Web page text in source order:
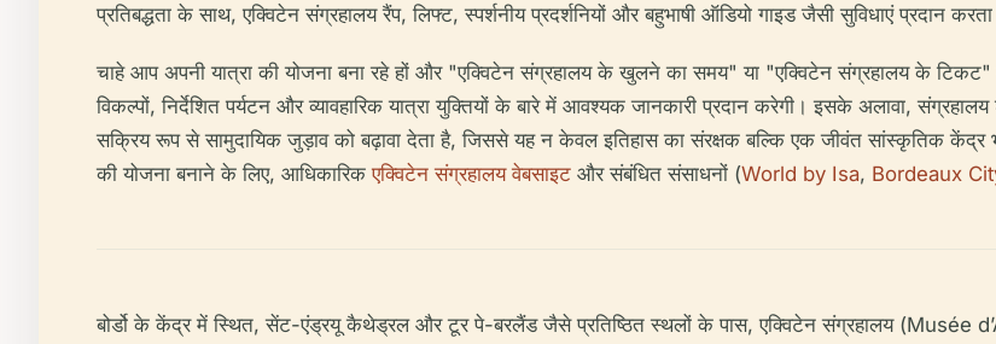
प्रतिबद्धता के साथ, एक्विटेन संग्रहालय रैंप, लिफ्ट, स्पर्शनीय प्रदर्शनियों और बहुभाषी ऑडियो गाइड जैसी सुविधाएं प्रदान
चाहे आप अपनी यात्रा की योजना बना रहे हों और "एक्विटेन संग्रहालय के खुलने का समय" या "एक्विटेन संग्रहालय के
विकल्पों, निर्देशित पर्यटन और व्यावहारिक यात्रा युक्तियों के बारे में आवश्यक जानकारी प्रदान करेगी। इसके अलावा,
सक्रिय रूप से सामुदायिक जुड़ाव को बढ़ावा देता है, जिससे यह न केवल इतिहास का संरक्षक बल्कि एक जीवंत सांस्कृतिक
की योजना बनाने के लिए, आधिकारिकएक्विटेन संग्रहालय वेबसाइट और संबंधित संसाधनों (World by Isa, Bordeaux
बोर्डो के केंद्र में स्थित, सेंट-एंड्रयू कैथेड्रल और टूर पे-बरलैंड जैसे प्रतिष्ठित स्थलों के पास, एक्विटेन संग्रहालय (Musée